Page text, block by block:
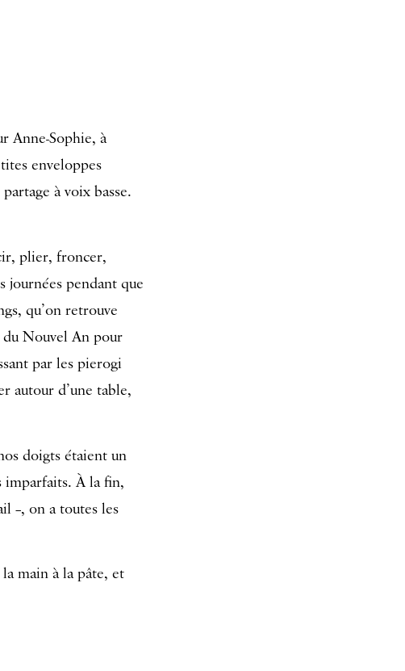
Anne-Sophie, à
enveloppes
à voix basse.
plier, froncer,
journées pendant que
qu’on retrouve
Nouvel An pour
par les pierogi
autour d’une table,
doigts étaient un
imparfaits. À la fin,
–, on a toutes les
main à la pâte, et